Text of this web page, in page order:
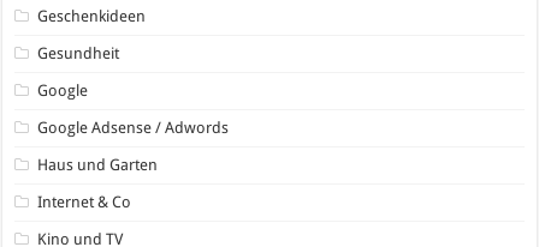
Geschenkideen
Gesundheit
Google
Google Adsense / Adwords
Haus und Garten
Internet & Co
Kino und TV